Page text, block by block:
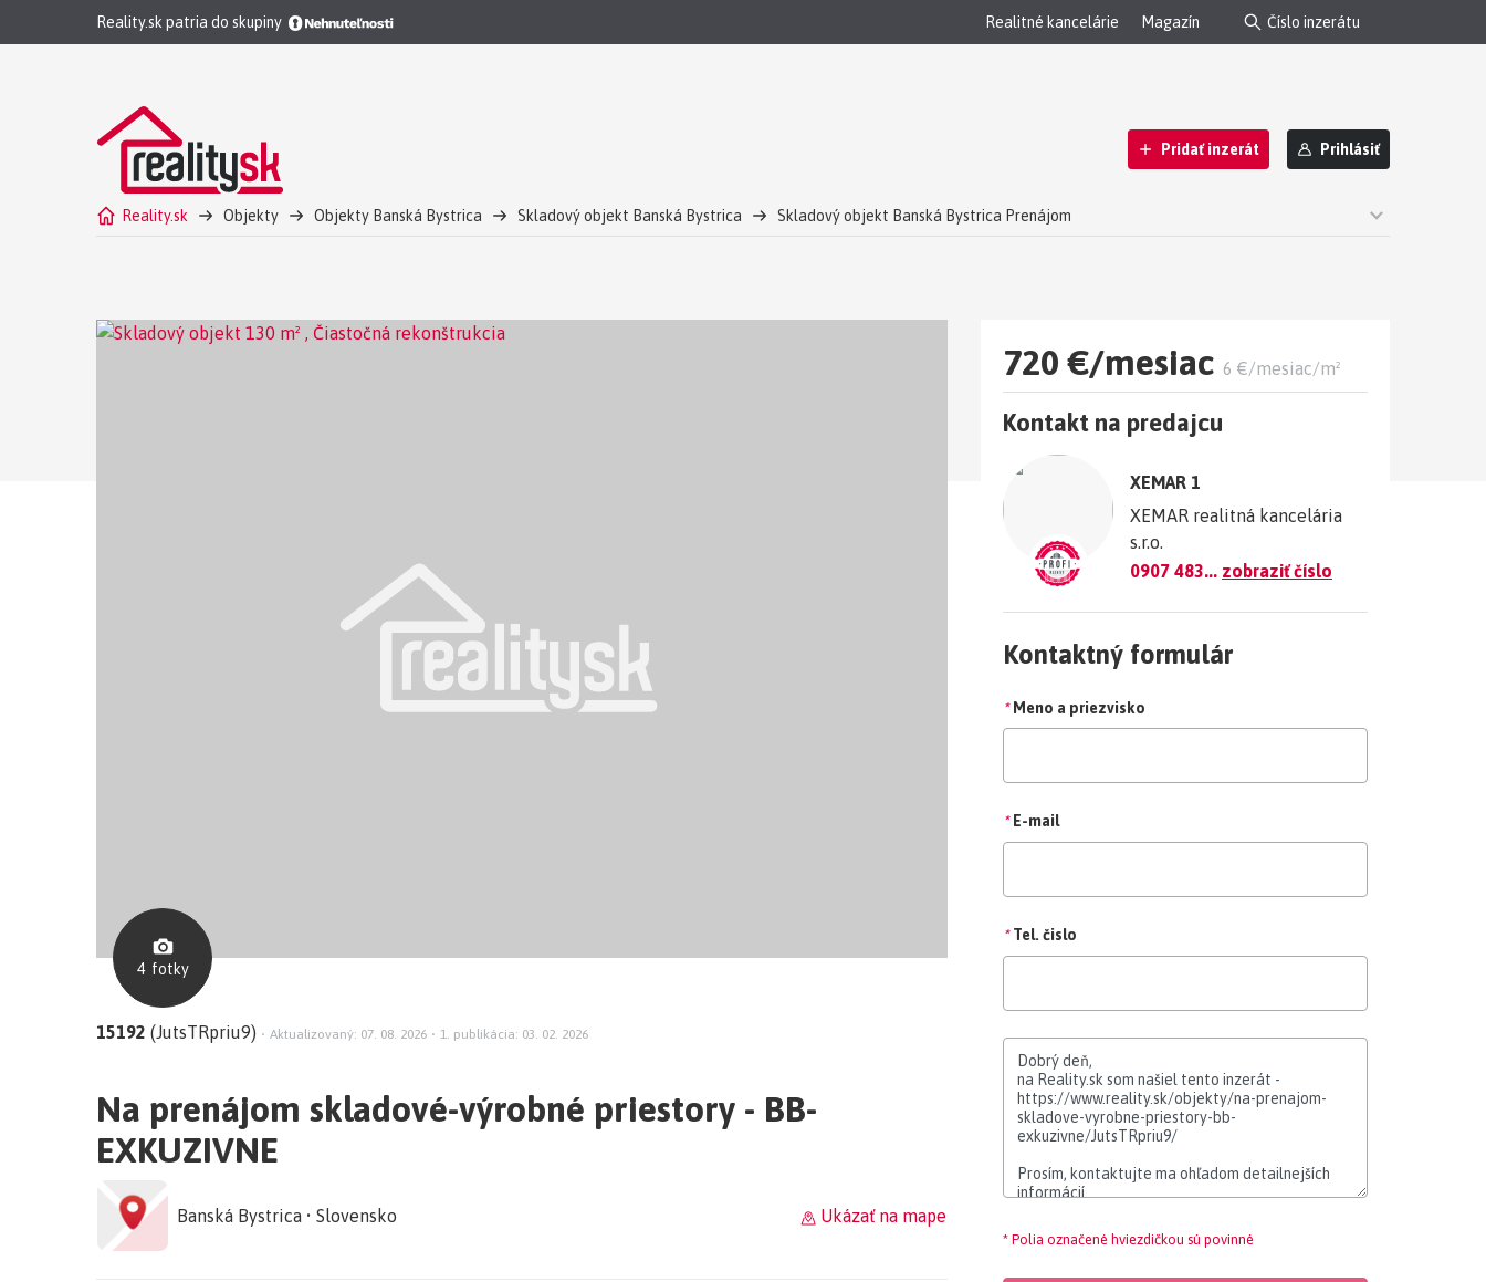
Reality.sk patria do skupiny Realitné kancelárie Magazín
Pridať inzerát Prihlásiť
Reality.sk Objekty Objekty Banská Bystrica Skladový objekt Banská Bystrica
Skladový objekt Banská Bystrica Prenájom
4 fotky
15192 (JutsTRpriu9) • Aktualizovaný: 07. 08. 2026 • 1. publikácia: 03. 02. 2026
Na prenájom skladové-výrobné priestory - BB-
EXKUZIVNE
Banská Bystrica • Slovensko Ukázať na mape
720 €/mesiac 6 €/mesiac/m²
Kontakt na predajcu
XEMAR 1
XEMAR realitná kancelária
s.r.o.
0907 483... zobraziť číslo
Kontaktný formulár
* Meno a priezvisko
* E-mail
* Tel. čislo
* Polia označené hviezdičkou sú povinné